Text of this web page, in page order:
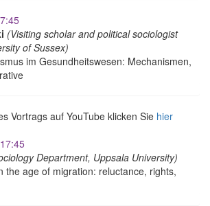
(Visiting scholar and political sociologist
of Sussex)
im Gesundheitswesen: Mechanismen,
Vortrags auf YouTube klicken Sie hier
Department, Uppsala University)
the age of migration: reluctance, rights,